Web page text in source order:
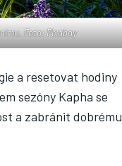
Foto: Pixabay
a resetovat hodiny
sezóny Kapha se
a zabránit dobrému